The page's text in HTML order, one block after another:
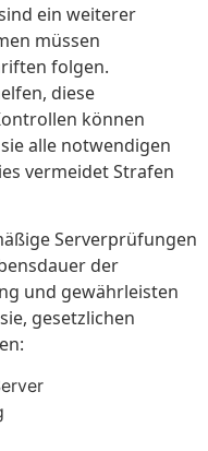
ein weiterer
müssen
folgen.
diese
können
alle notwendigen
vermeidet Strafen
Serverprüfungen
der
und gewährleisten
gesetzlichen